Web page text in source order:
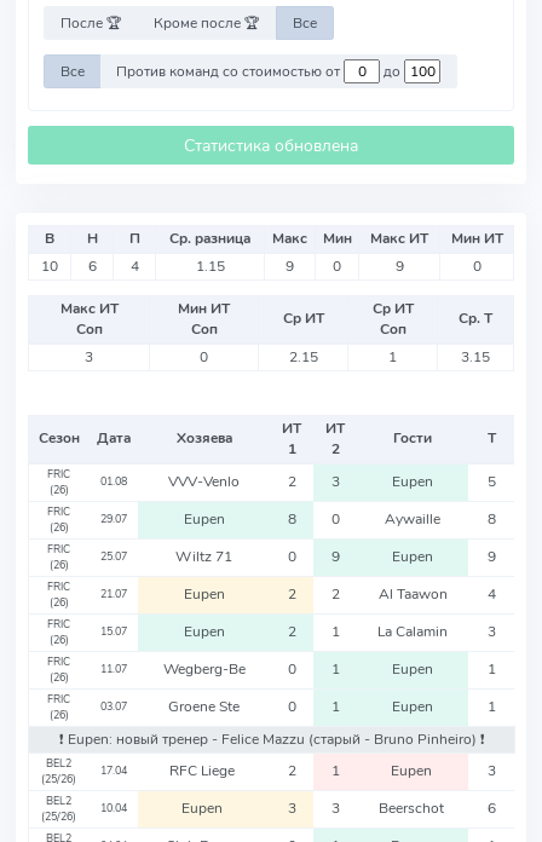
После 🏆 Кроме после 🏆 Все
Все Против команд со стоимостью от до
Статистика обновлена
В Н П Ср. разница Макс Мин Макс ИТ
Мин ИТ
10
6 4 1.15 9 0 9 0
Макс ИТ
Соп
Мин ИТ
Соп
Ср ИТ
Ср ИТ
Соп
Ср. Т
3
0 2.15 1 3.15
Сезон Дата Хозяева
ИТ
1
ИТ
2
Гости Т
FRIC
(26)
01.08 VVV-Venlo 2 3 Eupen 5
FRIC
(26)
29.07 Eupen 8 0 Aywaille 8
FRIC
(26)
25.07 Wiltz 71 0 9 Eupen 9
FRIC
(26)
21.07 Eupen 2 2 Al Taawon 4
FRIC
(26)
15.07 Eupen 2 1 La Calamin 3
FRIC
(26)
11.07 Wegberg-Be 0 1 Eupen 1
FRIC
(26)
03.07 Groene Ste 0 1 Eupen
1
❗️ Eupen: новый тренер - Felice Mazzu (старый - Bruno Pinheiro) ❗️
BEL2
(25/26)
17.04 RFC Liege 2 1 Eupen 3
BEL2
(25/26)
10.04 Eupen 3 3 Beerschot 6
BEL2